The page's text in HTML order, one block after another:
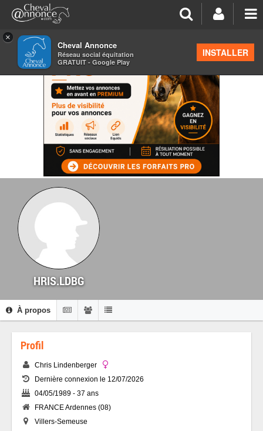
×
Cheval Annonce
Réseau social équitation
GRATUIT - Google Play
INSTALLER
HRIS.LDBG
À propos
Profil
Chris Lindenberger
Dernière connexion le 12/07/2026
04/05/1989 - 37 ans
FRANCE Ardennes (08)
Villers-Semeuse